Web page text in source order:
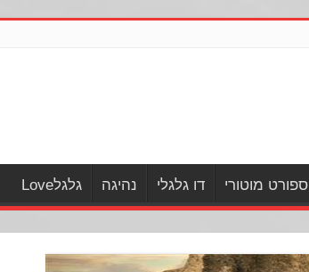
ספורט מוטורי דו גלגלי נהיגה גלגלLove